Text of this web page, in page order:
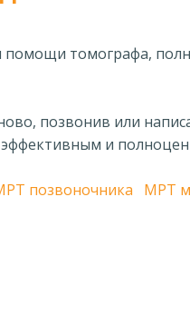
томографа,
позвонив или
и
позвоночника МРТ